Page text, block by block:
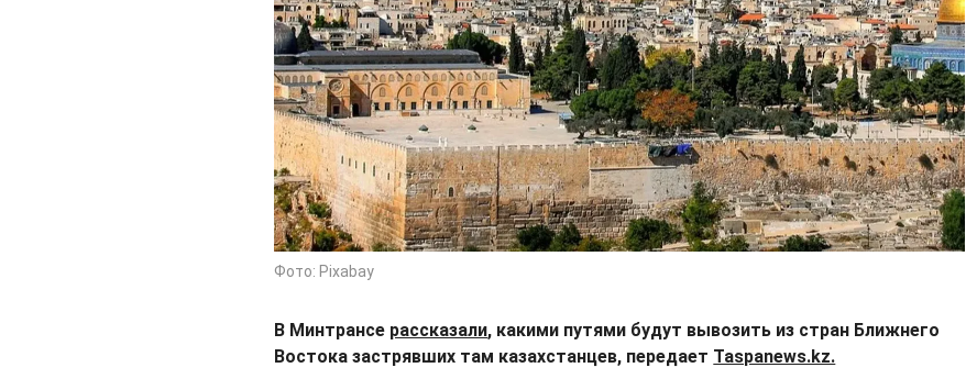
Фото: Pixabay
В Минтрансе рассказали, какими путями будут вывозить из стран Ближнего
Востока застрявших там казахстанцев, передает Taspanews.kz.